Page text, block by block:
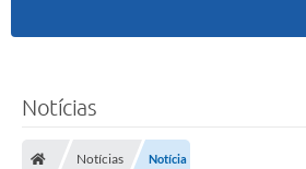
Notícias
Notícias Notícia